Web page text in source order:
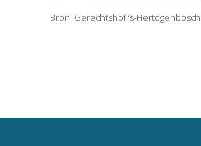
Bron: Gerechtshof ‘s-